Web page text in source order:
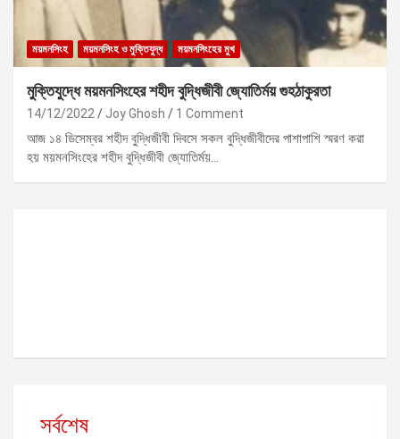
ময়মনসিংহ ময়মনসিংহ ও মুক্তিযুদ্ধ ময়মনসিংহের মুখ
মুক্তিযুদ্ধে ময়মনসিংহের শহীদ বুদ্ধিজীবী জ্যোতির্ময় গুহঠাকুরতা
14/12/2022 Joy Ghosh 1 Comment
আজ ১৪ ডিসেম্বর শহীদ বুদ্ধিজীবী দিবসে সকল বুদ্ধিজীবীদের পাশাপাশি স্মরণ করা
হয় ময়মনসিংহের শহীদ বুদ্ধিজীবী জ্যোতির্ময়…
সর্বশেষ